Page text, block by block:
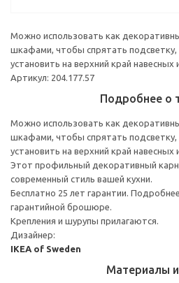
Можно использовать как
шкафами, чтобы спрятать
установить на верхний край
Артикул: 204.177.57
Подробнее о
Можно использовать как
шкафами, чтобы спрятать
установить на верхний край
Этот профильный декоративный
современный стиль вашей кухни.
Бесплатно 25 лет гарантии.
гарантийной брошюре.
Крепления и шурупы прилагаются.
Дизайнер:
IKEA of Sweden
Материалы